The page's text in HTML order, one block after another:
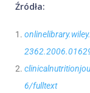
Źródła:
6/fulltext